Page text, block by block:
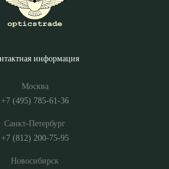
информация
Москва
+7 (495) 785-61-36
Санкт-Петербург
+7 (812) 200-75-95
Новосибирск